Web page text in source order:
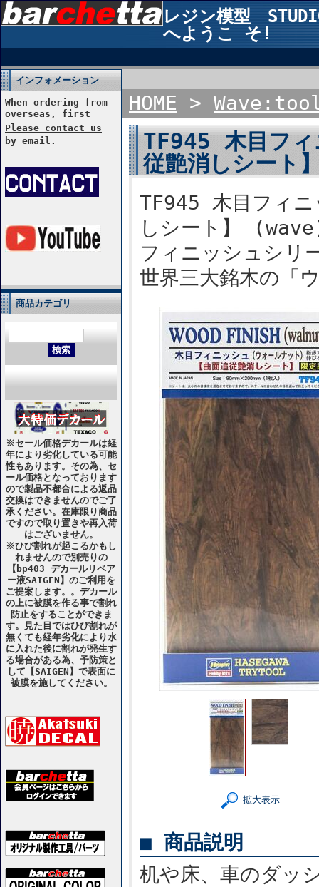
レジン模型
へようこ そ!
インフォメーション
When ordering from
overseas, first
Please contact us
by email.
商品カテゴリ
※セール価格デカールは経
年により劣化している可能
性もあります。その為、セ
ール価格となっております
ので製品不都合による返品
交換はできませんのでご了
承ください。在庫限り商品
ですので取り置きや再入荷
はございません。
※ひび割れが起こるかもし
れませんので別売りの
【bp403 デカールリペア
ー液SAIGEN】のご利用を
ご提案します。。デカール
の上に被膜を作る事で割れ
防止をすることができま
す。見た目ではひび割れが
無くても経年劣化により水
に入れた後に割れが発生す
る場合がある為、予防策と
して【SAIGEN】で表面に
被膜を施してください。
HOME >
TF945 木目フィ
従艶消しシー
TF945 木目フィニ
しシート】
フィニッシュシリ
世界三大銘木の「
拡大表示
■ 商品説明
机や床、車のダッ